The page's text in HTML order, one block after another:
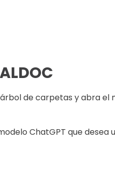
de carpetas y abra el
ChatGPT que